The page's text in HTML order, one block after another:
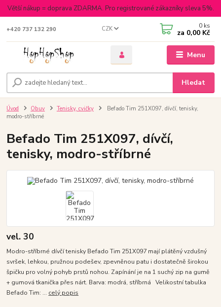
Větší nákup = doprava ZDARMA. Pro registrované zákazníky sleva 5%.
Menu
CZK
Hledat
+420 737 132 290 0 ks
za 0,00 Kč
Úvod Obuv Tenisky, cvičky
Befado Tim 251X097, dívčí, tenisky,
modro-stříbrné
Befado Tim 251X097, dívčí,
tenisky, modro-stříbrné
vel. 30
Modro-stříbrné dívčí tenisky Befado Tim 251X097 mají plátěný vzdušný
svršek, lehkou, pružnou podešev, zpevněnou patu i dostatečně širokou
špičku pro volný pohyb prstů nohou. Zapínání je na 1 suchý zip na gumě
+ gumová tkanička přes nárt. Barva: modrá, stříbrná Velikostní tabulka
Befado Tim: ... celý popis